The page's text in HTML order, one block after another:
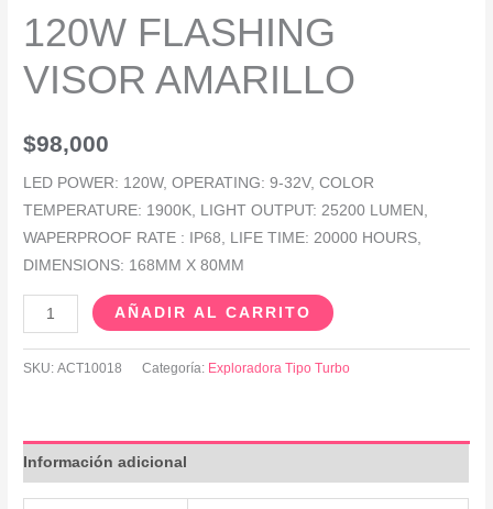
120W FLASHING
VISOR AMARILLO
$98,000
LED POWER: 120W, OPERATING: 9-32V, COLOR
TEMPERATURE: 1900K, LIGHT OUTPUT: 25200 LUMEN,
WAPERPROOF RATE : IP68, LIFE TIME: 20000 HOURS,
DIMENSIONS: 168MM X 80MM
AÑADIR AL CARRITO
SKU:ACT10018 Categoría: Exploradora Tipo Turbo
Información adicional